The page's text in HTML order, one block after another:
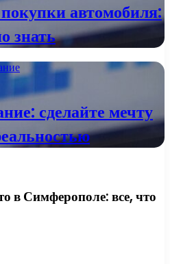
автомобиля:
знать
сделайте мечту
в Симферополе: все, что